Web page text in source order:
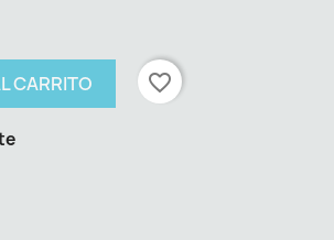
CARRITO favorite_border